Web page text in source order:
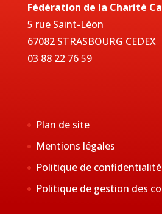
Fédération de la Charité
5 rue Saint-Léon
67082 STRASBOURG CEDEX
03 88 22 76 59
Plan de site
Mentions légales
Politique de confidentialité
Politique de gestion des